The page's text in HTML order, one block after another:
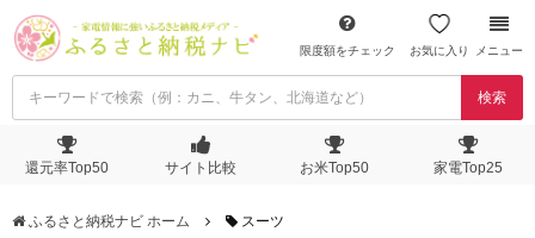
限度額をチェック お気に入り メニュー
検索
還元率Top50 サイト比較 お米Top50 家電Top25
ふるさと納税ナビ ホーム スーツ